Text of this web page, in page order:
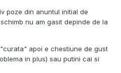
poze din anuntul initial de
nu am gasit depinde de la
apoi e chestiune de gust
in plus) sau putini cai si